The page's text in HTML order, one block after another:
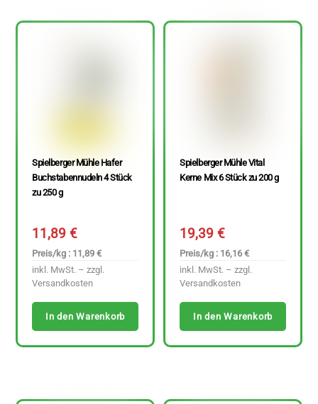
Spielberger Mühle Hafer
Buchstabennudeln 4 Stück
zu 250 g
11,89€
Preis/kg : 11,89 €
inkl. MwSt. – zzgl.
Versandkosten
In den Warenkorb
Spielberger Mühle Vital
Kerne Mix 6 Stück zu 200 g
19,39€
Preis/kg : 16,16 €
inkl. MwSt. – zzgl.
Versandkosten
In den Warenkorb